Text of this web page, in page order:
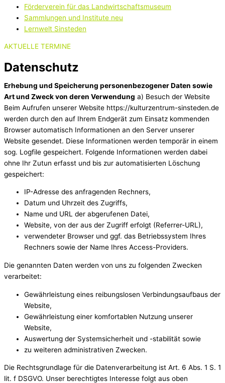
Förderverein für das Landwirtschaftsmuseum
Sammlungen und Institute neu
Lernwelt Sinsteden
AKTUELLE TERMINE
Datenschutz
Erhebung und Speicherung personenbezogener Daten sowie
Art und Zweck von deren Verwendung a) Besuch der Website
Beim Aufrufen unserer Website https://kulturzentrum-sinsteden.de
werden durch den auf Ihrem Endgerät zum Einsatz kommenden
Browser automatisch Informationen an den Server unserer
Website gesendet. Diese Informationen werden temporär in einem
sog. Logfile gespeichert. Folgende Informationen werden dabei
ohne Ihr Zutun erfasst und bis zur automatisierten Löschung
gespeichert:
IP-Adresse des anfragenden Rechners,
Datum und Uhrzeit des Zugriffs,
Name und URL der abgerufenen Datei,
Website, von der aus der Zugriff erfolgt (Referrer-URL),
verwendeter Browser und ggf. das Betriebssystem Ihres
Rechners sowie der Name Ihres Access-Providers.
Die genannten Daten werden von uns zu folgenden Zwecken
verarbeitet:
Gewährleistung eines reibungslosen Verbindungsaufbaus der
Website,
Gewährleistung einer komfortablen Nutzung unserer
Website,
Auswertung der Systemsicherheit und -stabilität sowie
zu weiteren administrativen Zwecken.
Die Rechtsgrundlage für die Datenverarbeitung ist Art. 6 Abs. 1 S. 1
lit. f DSGVO. Unser berechtigtes Interesse folgt aus oben